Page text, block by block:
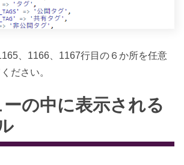
、1166、1167行目の６か所を任意
ださい。
の中に表示される